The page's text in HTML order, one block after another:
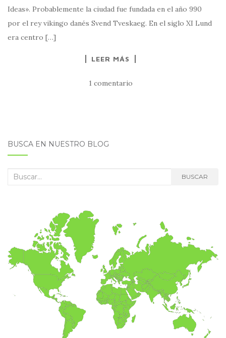
Ideas». Probablemente la ciudad fue fundada en el año 990
por el rey vikingo danés Svend Tveskaeg. En el siglo XI Lund
era centro […]
LEER MÁS
1 comentario
BUSCA EN NUESTRO BLOG
Buscar: BUSCAR